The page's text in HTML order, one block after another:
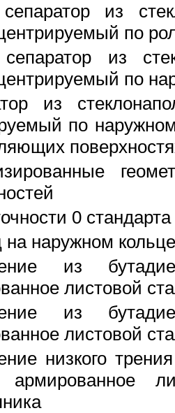
из
по
из
по
из
по
0
наружном кольце
из
листовой
из
листовой
низкого
армированное